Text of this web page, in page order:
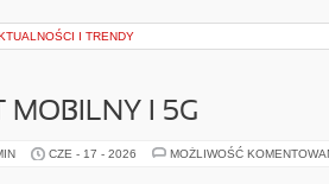
I TRENDY
MOBILNY I 5G
CZE - 17 - 2026 MOŻLIWOŚĆ